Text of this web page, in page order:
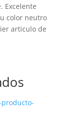
Excelente
color neutro
articulo de